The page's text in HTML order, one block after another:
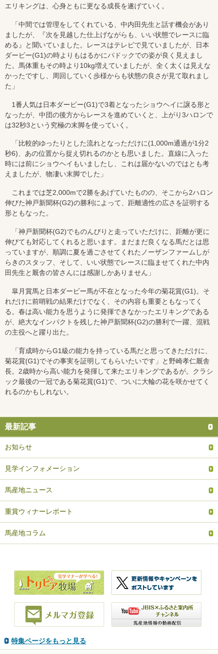
エリキングは、心身ともに更なる成長を遂げていく。
「中間では管理をしてくれている、中内田先生と話す機会があり
ましたが、『次を見越した仕上げながらも、いい状態でレースに臨
める』と聞いていました。レースはテレビで見ていましたが、日本
ダービー(G1)の時よりもはるかにパドックでの姿が良く見えまし
た。馬体重もその時より10kg増えていましたが、全く太くは見えな
かったですし、周回していく歩様からも状態の良さが見て取れまし
た」
1番人気は日本ダービー(G1)で3着となったショウヘイに譲る形と
なったが、中団の後方からレースを進めていくと、上がり3ハロンで
は32秒3という究極の末脚を使っていく。
「比較的ゆったりとした流れとなっただけに(1,000m通過が1分2
秒6)、あの位置から捉え切れるのかとも思いました。直線に入った
時には前にショウヘイもいましたし、これは届かないのではとも考
えましたが、物凄い末脚でした」
これまでは芝2,000mで2勝をあげていたものの、そこから2ハロン
伸びた神戸新聞杯(G2)の勝利によって、距離適性の広さを証明する
形ともなった。
「神戸新聞杯(G2)でものんびりと走っていただけに、距離が更に
伸びても対応してくれると思います。まだまだ良くなる馬だとは思
っていますが、順調に夏を過ごさせてくれたノーザンファームしが
らきのスタッフ、そして、いい状態でレースに臨ませてくれた中内
田先生と厩舎の皆さんには感謝しかありません」
皐月賞馬と日本ダービー馬が不在となった今年の菊花賞(G1)。そ
れだけに前哨戦の結果だけでなく、その内容も重要ともなってく
る。春は高い能力を思うように発揮できなかったエリキングである
が、絶大なインパクトを残した神戸新聞杯(G2)の勝利で一躍、混戦
の主役へと躍り出た。
「育成時からG1級の能力を持っている馬だと思ってきただけに、
菊花賞(G1)でその事実を証明してもらいたいです」と野崎孝仁厩舎
長。2歳時から高い能力を発揮して来たエリキングであるが。クラシ
ック最後の一冠である菊花賞(G1)で、ついに大輪の花を咲かせてく
れるのかもしれない。
最新記事
お知らせ
見学インフォメーション
馬産地ニュース
重賞ウィナーレポート
馬産地コラム
特集ページをもっと見る